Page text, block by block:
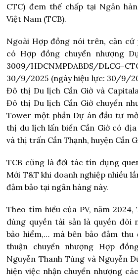
CTC) đem thế chấp tại Ngân
Việt Nam (TCB).
Ngoài Hợp đồng nói trên, căn cứ
có Hợp đồng chuyển nhượng
3009/HĐCNMPDABĐS/
30/9/2025 (ngày hiệu lực: 30/9/
Đô thị Du lịch Cần Giờ và
Đô thị Du lịch Cần Giờ chuyển
Tower một phần Dự án đầu tư
thị du lịch lấn biển Cần Giờ có
và thị trấn Cần Thạnh, huyện Cần
TCB cũng là đối tác tín dụng
Mới T&T khi doanh nghiệp nhiều
đảm bảo tại ngân hàng này.
Theo tìm hiểu của PV, năm
dùng quyền tài sản là quyền đòi
bảo hiểm,… mà bên bảo đảm thu
thuận chuyển nhượng Hợp
Nguyễn Thanh Tùng và Nguyễn
hiện việc nhận chuyển nhượng